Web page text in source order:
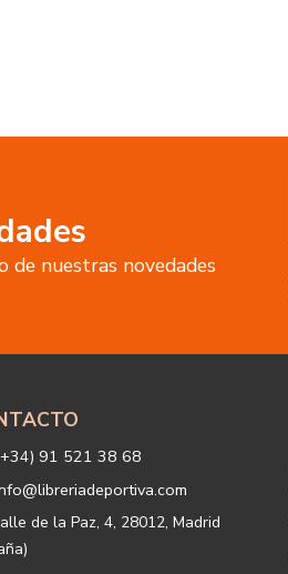
nuestras novedades
91 521 38 68
de la Paz, 4, 28012, Madrid